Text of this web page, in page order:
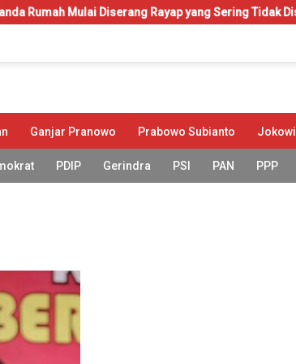
Mulai Diserang Rayap yang Sering Tidak Disadari
Ganjar Pranowo Prabowo Subianto Jokowi
PDIP Gerindra PSI PAN PPP